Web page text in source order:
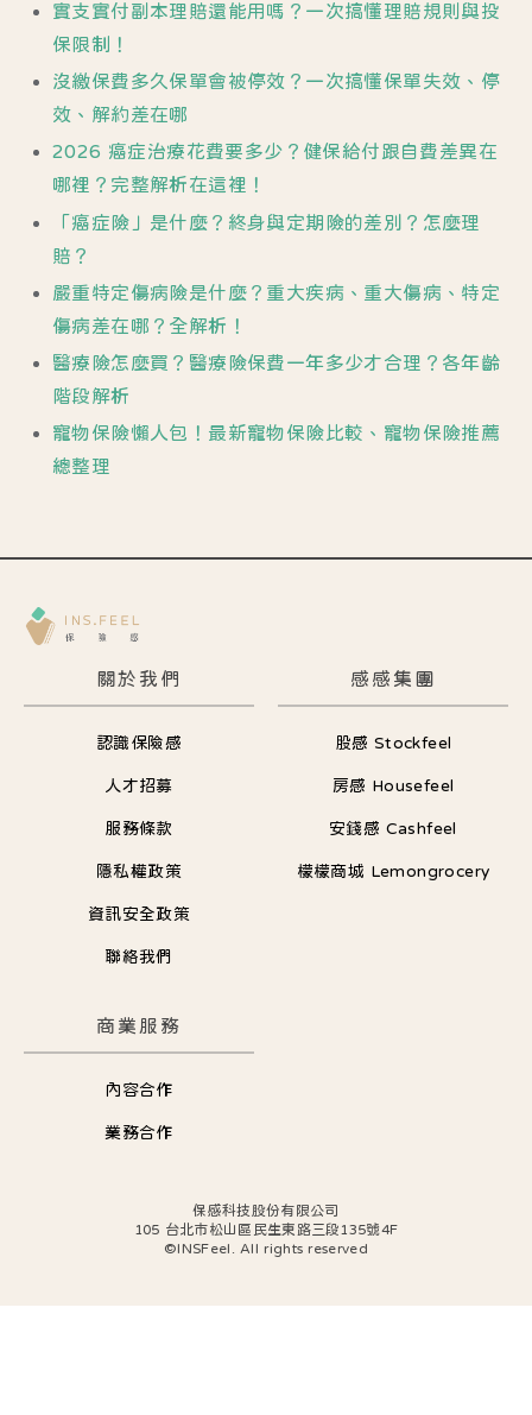
實支實付副本理賠還能用嗎？一次搞懂理賠規則與投
保限制！
沒繳保費多久保單會被停效？一次搞懂保單失效、停
效、解約差在哪
2026 癌症治療花費要多少？健保給付跟自費差異在
哪裡？完整解析在這裡！
「癌症險」是什麼？終身與定期險的差別？怎麼理
賠？
嚴重特定傷病險是什麼？重大疾病、重大傷病、特定
傷病差在哪？全解析！
醫療險怎麼買？醫療險保費一年多少才合理？各年齡
階段解析
寵物保險懶人包！最新寵物保險比較、寵物保險推薦
總整理
關於我們
認識保險感
人才招募
服務條款
隱私權政策
資訊安全政策
聯絡我們
感感集團
股感 Stockfeel
房感 Housefeel
安錢感 Cashfeel
檬檬商城 Lemongrocery
商業服務
內容合作
業務合作
保感科技股份有限公司
105 台北市松山區民生東路三段135號4F
©INSFeel. All rights reserved